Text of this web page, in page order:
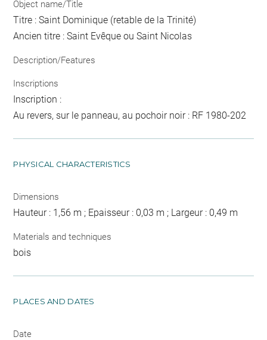
Object name/Title
Titre : Saint Dominique (retable de la Trinité)
Ancien titre : Saint Evêque ou Saint Nicolas
Description/Features
Inscriptions
Inscription :
Au revers, sur le panneau, au pochoir noir : RF 1980-202
PHYSICAL CHARACTERISTICS
Dimensions
Hauteur : 1,56 m ; Epaisseur : 0,03 m ; Largeur : 0,49 m
Materials and techniques
bois
PLACES AND DATES
Date